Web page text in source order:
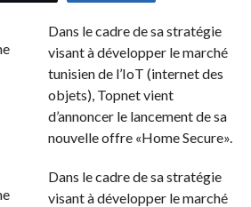
Dans le cadre de sa stratégie
visant à développer le marché
tunisien de l’IoT (internet des
objets), Topnet vient
d’annoncer le lancement de sa
nouvelle offre «Home Secure».
Dans le cadre de sa stratégie
visant à développer le marché